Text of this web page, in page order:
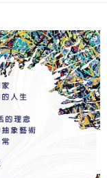
享後付」服務完成之交
易相關給付款項請求債
之同意方可使用
，本公司不負相關責
，本公司將視審查結果